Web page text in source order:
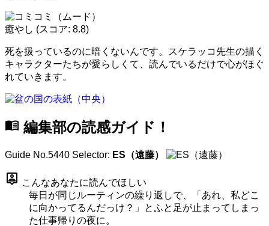
癒やし (スコア: 8.8)
死を扱っているのに暗くないんです。スケラッコ先生の描く
キャラクターたちが愛らしくて、読んでいるだけで心がほぐ
れていきます。
menu_book 編集部の読感ガイド！
Guide No.5440 Selector: ES（遠藤）
person_pin こんなあなたに読んでほしい
毎日が同じルーティンの繰り返しで、「あれ、私どこ
に向かってるんだっけ？」とふと足が止まってしまっ
た仕事帰りの夜に。